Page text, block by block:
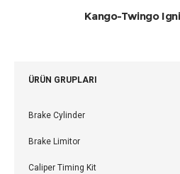
Kango-Twingo
ÜRÜN GRUPLARI
Brake Cylinder
Brake Limitor
Caliper Timing Kit